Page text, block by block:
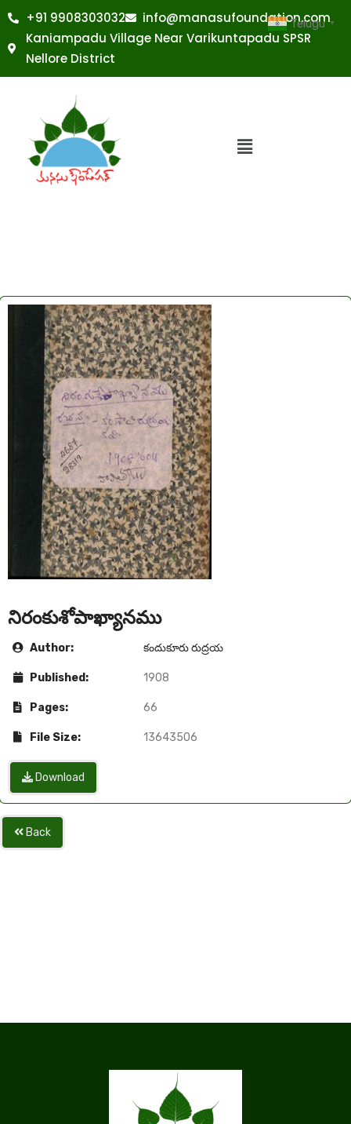
+91 9908303032
info@manasufoundation.com
Kaniampadu Village Near Varikuntapadu SPSR
Nellore District
నిరంకుశోపాఖ్యానము
Author: కందుకూరు రుద్రయ
Published: 1908
Pages: 66
File Size: 13643506
Download
Back
Telugu ▼